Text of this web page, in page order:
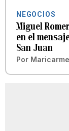
NEGOCIOS
Miguel
en el
San Juan
Por